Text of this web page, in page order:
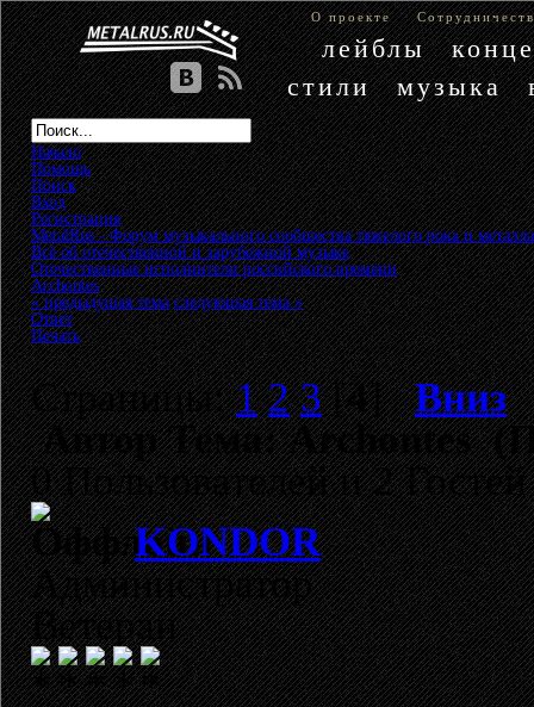
О проекте
лейблы
стили
музыка
Начало
Помощь
Поиск
Вход
Регистрация
MetalRus - Форум музыкального сообщества тяжелого рока и металла
Всё об отечественной и зарубежной музыке»
Отечественные исполнители российского времени»
Archontes
« предыдущая тема следующая тема »
Ответ
Печать
Страницы:1 2 3[4]Вниз
АвторТема: Archontes
0 Пользователей и 2
KONDOR
Администратор
Ветеран